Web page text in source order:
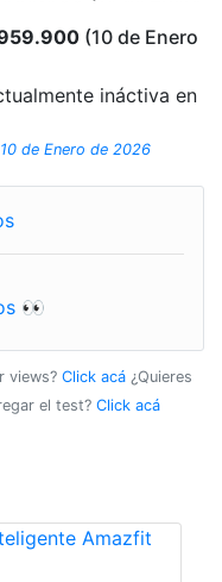
(10 de Enero
ináctiva en
de Enero de 2026
👀
views? Click acá ¿Quieres
el test? Click acá